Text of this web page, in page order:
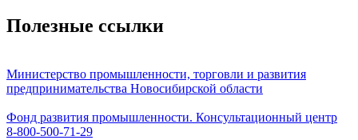
Полезные ссылки
Министерство промышленности, торговли и развития
предпринимательства Новосибирской области
Фонд развития промышленности. Консультационный центр
8-800-500-71-29